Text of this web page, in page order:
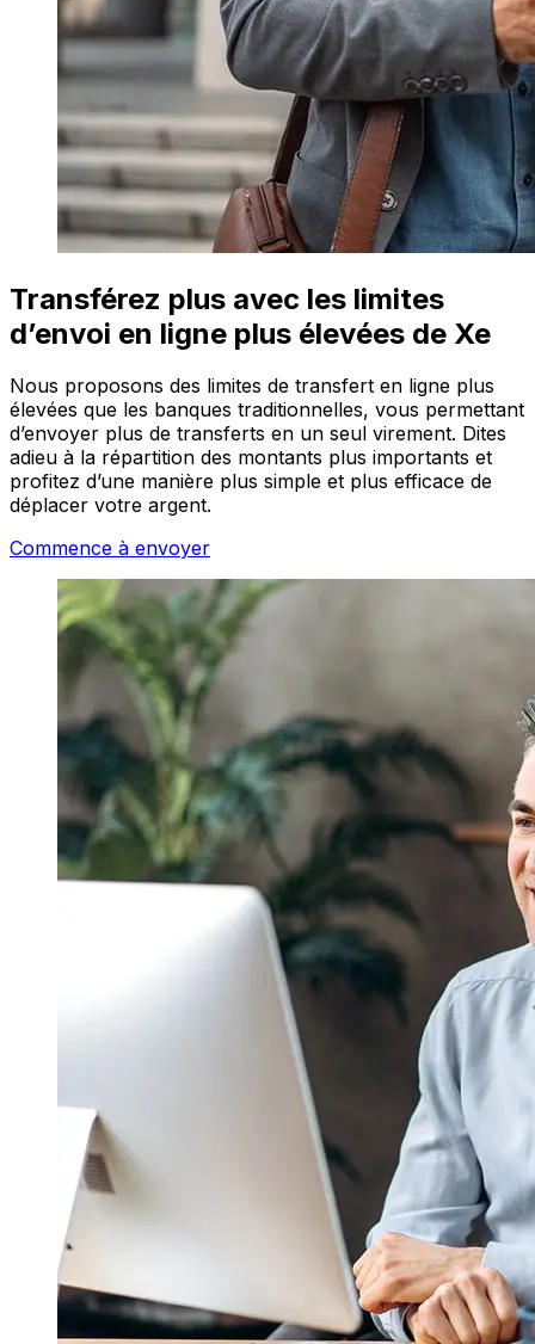
Transférez plus avec les limites
d’envoi en ligne plus élevées de Xe
Nous proposons des limites de transfert en ligne plus
élevées que les banques traditionnelles, vous permettant
d’envoyer plus de transferts en un seul virement. Dites
adieu à la répartition des montants plus importants et
profitez d’une manière plus simple et plus efficace de
déplacer votre argent.
Commence à envoyer